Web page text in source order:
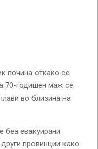
почина откако се
70-годишен маж се
во близина на
беа евакуирани
провинции како